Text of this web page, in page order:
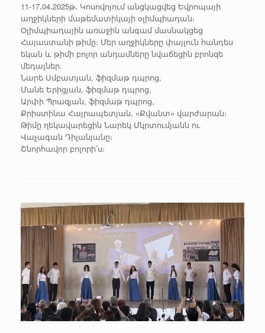
11-17․04․2025թ․ Կոսովոյում անցկացվեց Եվրոպայի
աղջիկների մաթեմատիկայի օլիմպիադան։
Օլիմպիադային առաջին անգամ մասնակցեց
Հայաստանի թիմը։ Մեր աղջիկները փայլուն հանդես
եկան և թիմի բոլոր անդամները նվաճեցին բրոնզե
մեդալներ.
Նարե Սմբատյան, ֆիզմաթ դպրոց,
Մանե Երիցյան, ֆիզմաթ դպրոց,
Արփի Պրազյան, ֆիզմաթ դպրոց,
Քրիստինա Հայրապետյան, «Քվանտ» վարժարան։
Թիմը ղեկավարեցին Նարեկ Մկրտումյանն ու
Վաչագան Դիլանյանը։
Շնորհավոր բոլորի՛ս։